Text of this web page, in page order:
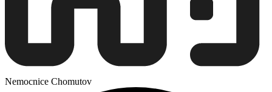
Nemocnice Chomutov